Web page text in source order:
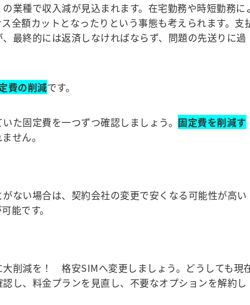
業種で収入減が見込まれます。在宅勤務や時短勤務に
全額カットとなったりという事態も考えられます。支
最終的には返済しなければならず、問題の先送りに過
費の削減です。
た固定費を一つずつ確認しましょう。 固定費を削減す
せん。
ない場合は、契約会社の変更で安くなる可能性が高い
能です。
削減を！ 格安SIMへ変更しましょう。どうしても現
し、料金プランを見直し、不要なオプションを解約し